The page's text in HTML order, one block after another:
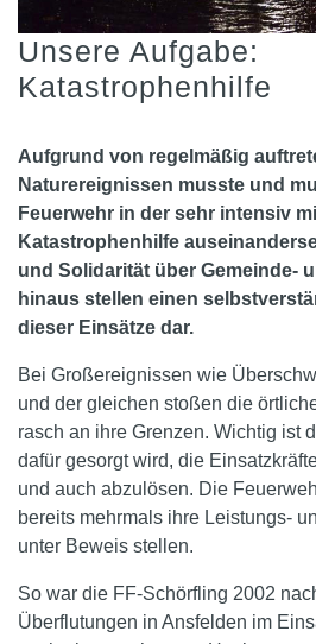
Unsere Aufgabe:
Katastrophenhilfe
Aufgrund von regelmäßig
Naturereignissen musste und
Feuerwehr in der sehr intensiv
Katastrophenhilfe
und Solidarität über Gemeinde-
hinaus stellen einen
dieser Einsätze dar.
Bei Großereignissen wie
und der gleichen stoßen die
rasch an ihre Grenzen. Wichtig ist
dafür gesorgt wird, die
und auch abzulösen. Die
bereits mehrmals ihre Leistungs-
unter Beweis stellen.
So war die FF-Schörfling 2002
Überflutungen in Ansfelden im